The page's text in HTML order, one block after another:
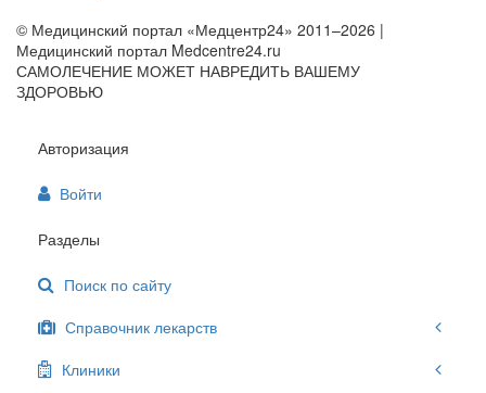
© Медицинский портал «Медцентр24» 2011–2026 |
Медицинский портал Medcentre24.ru
САМОЛЕЧЕНИЕ МОЖЕТ НАВРЕДИТЬ ВАШЕМУ
ЗДОРОВЬЮ
Авторизация
Войти
Разделы
Поиск по сайту
Справочник лекарств
Клиники